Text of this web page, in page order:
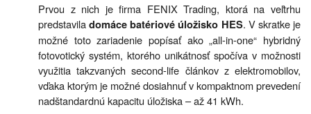
Prvou z nich je firma FENIX Trading, ktorá na veľtrhu
predstaviladomáce batériové úložisko HES. V skratke je
možné toto zariadenie popísať ako „all-in-one“ hybridný
fotovotický systém, ktorého unikátnosť spočíva v možnosti
využitia takzvaných second-life článkov z elektromobilov,
vďaka ktorým je možné dosiahnuť v kompaktnom prevedení
nadštandardnú kapacitu úložiska – až 41 kWh.